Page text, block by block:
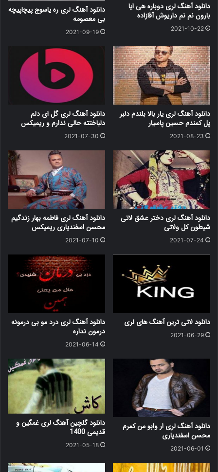
دانلود آهنگ لری دوباره هی ایا
بارون نم نم داریوش آقازاده
2021-10-22
دانلود آهنگ لری ره یاسوج پیچاپیچه
بی معصومه
2021-09-19
دانلود آهنگ لری یار بالا بلندم دلبر
پل کمندم حسین پاسیار
2021-08-23
دانلود آهنگ لری گل ای دلم
دلباختته حالی ندارم و ریمیکس
2021-07-30
دانلود آهنگ لری دختر عشق لاتی
شیطون کل ولاتی
2021-07-24
دانلود آهنگ لری فاطمه بهار زندگیم
محسن اسفندیاری ریمیکس
2021-07-10
دانلود لاتی ترین آهنگ های لری
2021-06-29
دانلود آهنگ لری درد مو بی درمونه
درمون نداره
2021-06-14
دانلود آهنگ لری ار وابو من کمرم
محسن اسفندیاری
2021-06-01
دانلود گلچین آهنگ لری غمگین و
قدیمی 1400
2021-05-18